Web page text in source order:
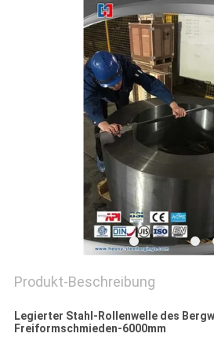
Produkt-Beschreibung
Legierter Stahl-Rollenwelle des
Freiformschmieden-6000mm